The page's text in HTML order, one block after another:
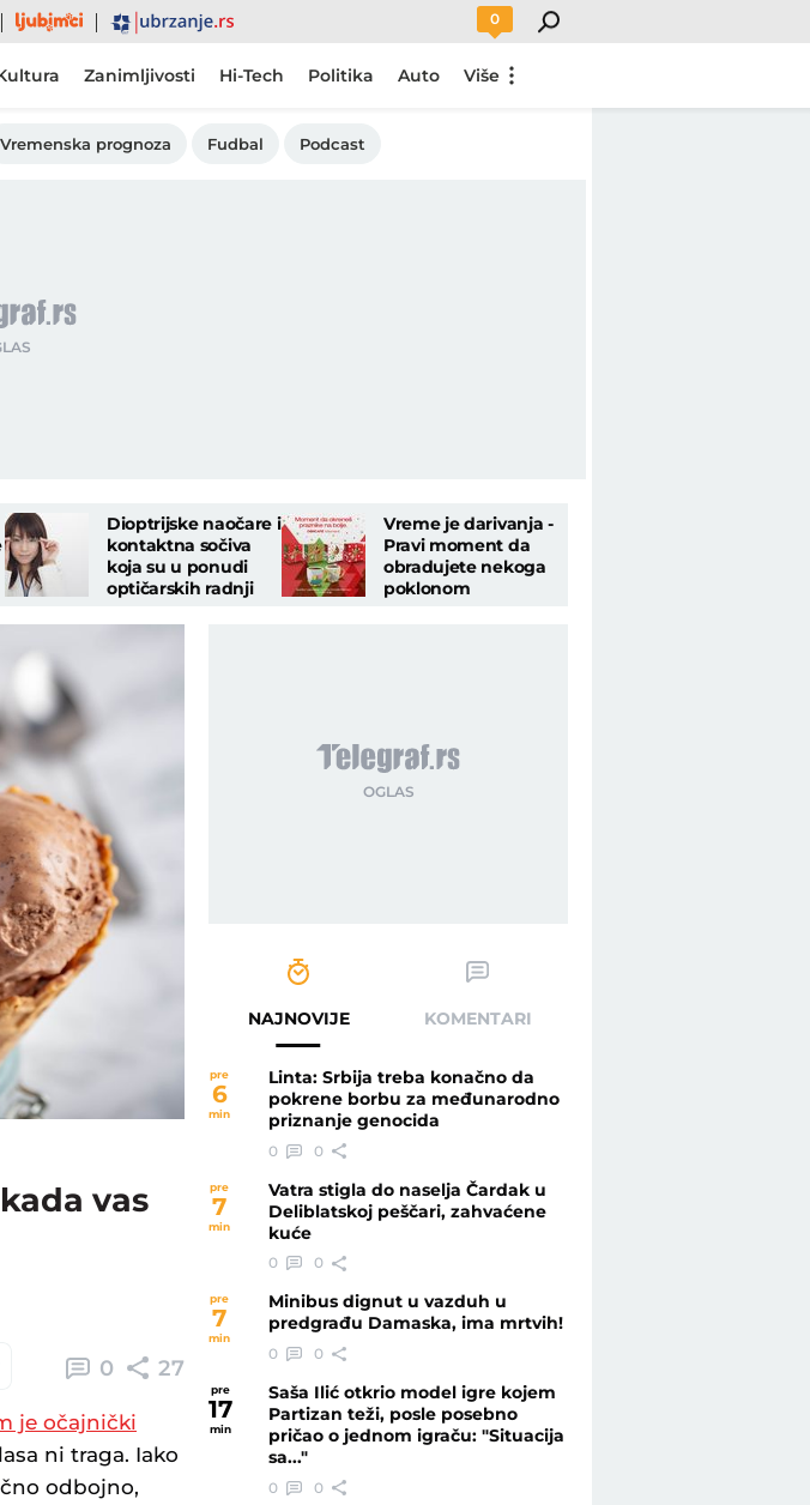
Ljubimci Ubrzanje 0
Zanimljivosti Hi-Tech Politika Auto Više
Vremenska prognoza Fudbal Podcast
Dioptrijske naočare i
kontaktna sočiva
koja su u ponudi
optičarskih radnji
Vreme je darivanja -
Pravi moment da
obradujete nekoga
poklonom
vas
0 27
je očajnički
ni traga. Iako
odbojno,
NAJNOVIJE KOMENTARI
pre
6
min
Linta: Srbija treba konačno da
pokrene borbu za međunarodno
priznanje genocida
0 0
pre
7
min
Vatra stigla do naselja Čardak u
Deliblatskoj peščari, zahvaćene
kuće
0 0
pre
7
min
Minibus dignut u vazduh u
predgrađu Damaska, ima mrtvih!
0 0
pre
17
min
Saša Ilić otkrio model igre kojem
Partizan teži, posle posebno
pričao o jednom igraču: "Situacija
sa..."
0 0